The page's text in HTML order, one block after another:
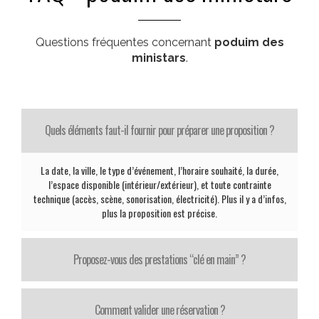
Questions fréquentes concernant poduim des
ministars.
Quels éléments faut-il fournir pour préparer une proposition ?
La date, la ville, le type d’événement, l’horaire souhaité, la durée,
l’espace disponible (intérieur/extérieur), et toute contrainte
technique (accès, scène, sonorisation, électricité). Plus il y a d’infos,
plus la proposition est précise.
Proposez-vous des prestations “clé en main” ?
Comment valider une réservation ?